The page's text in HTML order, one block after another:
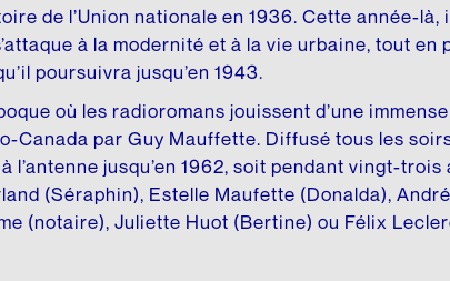
de l’Union nationale en 1936. Cette année-là,
à la modernité et à la vie urbaine, tout en
poursuivra jusqu’en 1943.
où les radioromans jouissent d’une
Canada par Guy Mauffette. Diffusé tous les
jusqu’en 1962, soit pendant vingt-trois
(Séraphin), Estelle Maufette (Donalda),
(notaire), Juliette Huot (Bertine) ou Félix